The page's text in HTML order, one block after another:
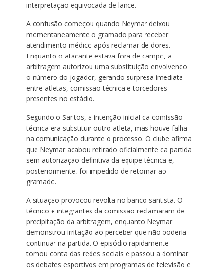
interpretação equivocada de lance.
A confusão começou quando Neymar deixou
momentaneamente o gramado para receber
atendimento médico após reclamar de dores.
Enquanto o atacante estava fora de campo, a
arbitragem autorizou uma substituição envolvendo
o número do jogador, gerando surpresa imediata
entre atletas, comissão técnica e torcedores
presentes no estádio.
Segundo o Santos, a intenção inicial da comissão
técnica era substituir outro atleta, mas houve falha
na comunicação durante o processo. O clube afirma
que Neymar acabou retirado oficialmente da partida
sem autorização definitiva da equipe técnica e,
posteriormente, foi impedido de retornar ao
gramado.
A situação provocou revolta no banco santista. O
técnico e integrantes da comissão reclamaram de
precipitação da arbitragem, enquanto Neymar
demonstrou irritação ao perceber que não poderia
continuar na partida. O episódio rapidamente
tomou conta das redes sociais e passou a dominar
os debates esportivos em programas de televisão e